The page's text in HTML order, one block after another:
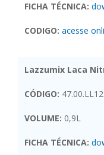
FICHA TÉCNICA:
CODIGO: acesse
Lazzumix Laca
CÓDIGO:
VOLUME: 0,9L
FICHA TÉCNICA: